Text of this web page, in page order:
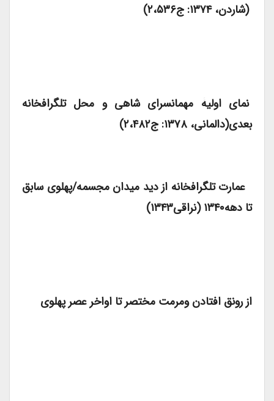
(شاردن، ۱۳۷۴: ج۲،۵۳۶)
نمای اولیۀ مهمانسرای شاهی و محل تلگرافخانه
بعدی(دالمانی، ۱۳۷۸: ج۲،۴۸۲)
عمارت تلگرافخانه از دید میدان مجسمه/پهلوی سابق
تا دهه۱۳۴۰ (نراقی۱۳۴۳)
از رونق افتادن ومرمت مختصر تا اواخر عصر پهلوی